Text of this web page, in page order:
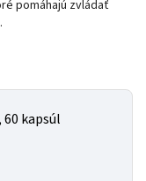
pomáhajú zvládať
kapsúl